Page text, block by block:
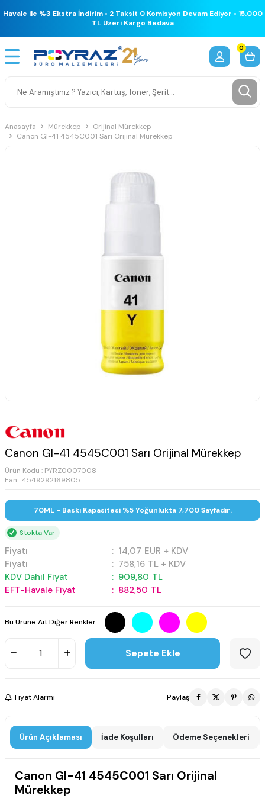
Havale ile %3 Ekstra İndirim • 2 Taksit 0 Komisyon Devam Ediyor • 15.000
TL Üzeri Kargo Bedava
0
Anasayfa Mürekkep
Orijinal Mürekkep
Canon GI-41 4545C001 Sarı Orijinal Mürekkep
Canon GI-41 4545C001 Sarı Orijinal Mürekkep
Ürün Kodu : PYRZ0007008
Ean : 4549292169805
70ML - Baskı Kapasitesi %5 Yoğunlukta 7,700 Sayfadır.
Stokta Var
Fiyatı : 14,07 EUR + KDV
Fiyatı
: 758,16 TL + KDV
KDV Dahil Fiyat
: 909,80 TL
EFT-Havale Fiyat
: 882,50 TL
Bu Ürüne Ait Diğer Renkler :
Sepete Ekle
Fiyat Alarmı Paylaş
Ürün Açıklaması İade Koşulları Ödeme Seçenekleri
Canon GI-41 4545C001 Sarı Orijinal
Mürekkep